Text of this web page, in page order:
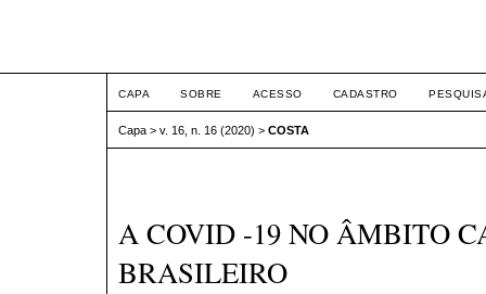
CAPA SOBRE ACESSO CADASTRO
Capa > v. 16, n. 16 (2020) > COSTA
A COVID -19 NO ÂMBITO
BRASILEIRO